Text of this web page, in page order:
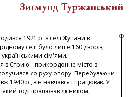
Зиґмунд Туржанський
1921 р. в селі Жупани в
селі було лише 160 дворів,
сім'ями.
в Стрию – прикордонне місто з
до руху опору. Перебуваючи
1940 р., він навчався і працював. У
тоді працював лісником,